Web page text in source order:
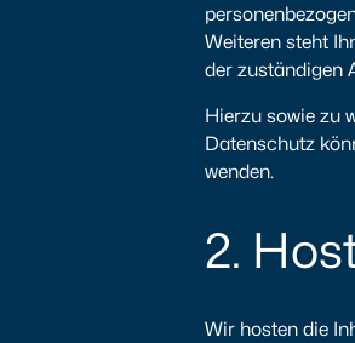
Weiteren steht
der zuständigen
Hierzu sowie zu
Datenschutz
wenden.
2.
Wir hosten die